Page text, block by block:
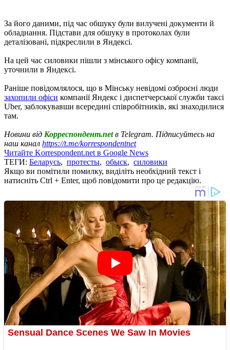
За його даними, під час обшуку були вилучені документи й
обладнання. Підстави для обшуку в протоколах були
деталізовані, підкреслили в Яндексі.
На цей час силовики пішли з мінського офісу компанії,
уточнили в Яндексі.
Раніше повідомлялося, що в Мінську невідомі озброєні люди
захопили офіси компанії Яндекс і диспетчерської служби таксі
Uber, заблокувавши всередині співробітників, які знаходилися
там.
Новини від Корреспондент.netв Telegram. Підписуйтесь на
наш канал https://t.me/korrespondentnet
Читайте Korrespondent.net в Google News
ТЕГИ: Беларусь, протесты, обыск, силовики
Якщо ви помітили помилку, виділіть необхідний текст і
натисніть Ctrl + Enter, щоб повідомити про це редакцію.